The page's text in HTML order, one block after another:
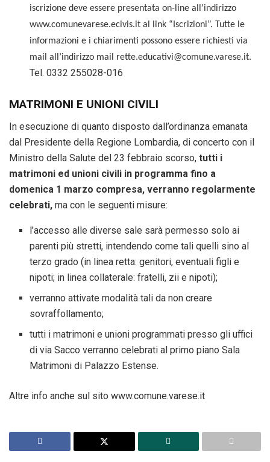
iscrizione deve essere presentata on-line all’indirizzo
www.comunevarese.ecivis.it al link “Iscrizioni”. Tutte le
informazioni e i chiarimenti possono essere richiesti via
mail all’indirizzo mail rette.educativi@comune.varese.it.
Tel. 0332 255028-016
MATRIMONI E UNIONI CIVILI
In esecuzione di quanto disposto dall’ordinanza emanata
dal Presidente della Regione Lombardia, di concerto con il
Ministro della Salute del 23 febbraio scorso, tutti i
matrimoni ed unioni civili in programma fino a
domenica 1 marzo compresa, verranno regolarmente
celebrati, ma con le seguenti misure:
l’accesso alle diverse sale sarà permesso solo ai
parenti più stretti, intendendo come tali quelli sino al
terzo grado (in linea retta: genitori, eventuali figli e
nipoti; in linea collaterale: fratelli, zii e nipoti);
verranno attivate modalità tali da non creare
sovraffollamento;
tutti i matrimoni e unioni programmati presso gli uffici
di via Sacco verranno celebrati al primo piano Sala
Matrimoni di Palazzo Estense.
Altre info anche sul sito www.comune.varese.it